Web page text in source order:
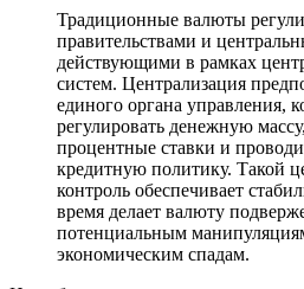
Традиционные валюты
правительствами и
действующими в рамках
систем. Централизация
единого органа управления,
регулировать денежную
процентные ставки и
кредитную политику. Такой
контроль обеспечивает
время делает валюту
потенциальным
экономическим спадам.